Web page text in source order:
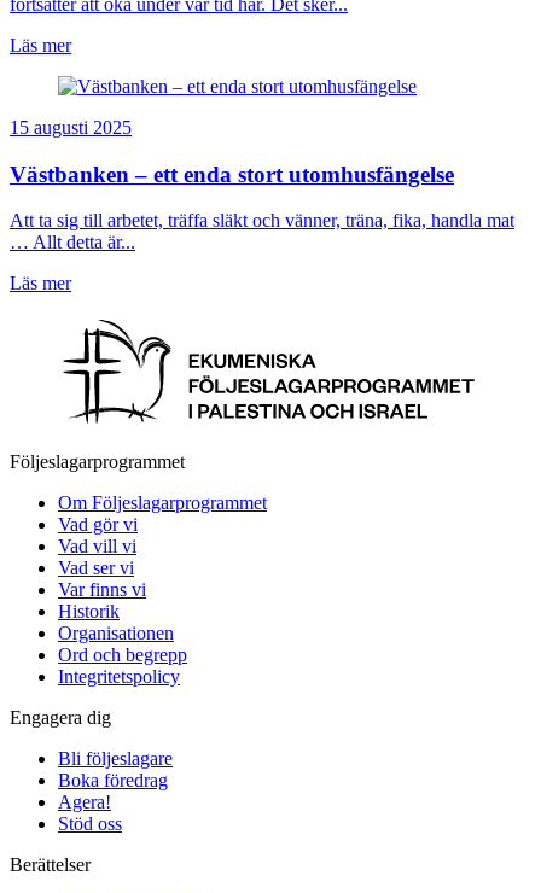
fortsätter att öka under vår tid här. Det sker...
Läs mer
15 augusti 2025
Västbanken – ett enda stort utomhusfängelse
Att ta sig till arbetet, träffa släkt och vänner, träna, fika, handla mat
… Allt detta är...
Läs mer
Följeslagarprogrammet
Om Följeslagarprogrammet
Vad gör vi
Vad vill vi
Vad ser vi
Var finns vi
Historik
Organisationen
Ord och begrepp
Integritetspolicy
Engagera dig
Bli följeslagare
Boka föredrag
Agera!
Stöd oss
Berättelser